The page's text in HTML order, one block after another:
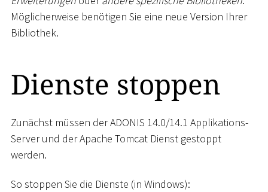
Möglicherweise benötigen Sie eine neue Version Ihrer
Bibliothek.
Dienste stoppen
Zunächst müssen der ADONIS 14.0/14.1 Applikations-
Server und der Apache Tomcat Dienst gestoppt
werden.
So stoppen Sie die Dienste (in Windows):